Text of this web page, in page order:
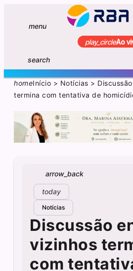
menu
play_circleAo
search
homeInício > Notícias >
termina com tentativa de
arrow_back
today
Notícias
Discussão
vizinhos
com